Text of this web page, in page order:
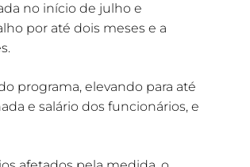
no início de julho e
por até dois meses e a
programa, elevando para até
e salário dos funcionários, e